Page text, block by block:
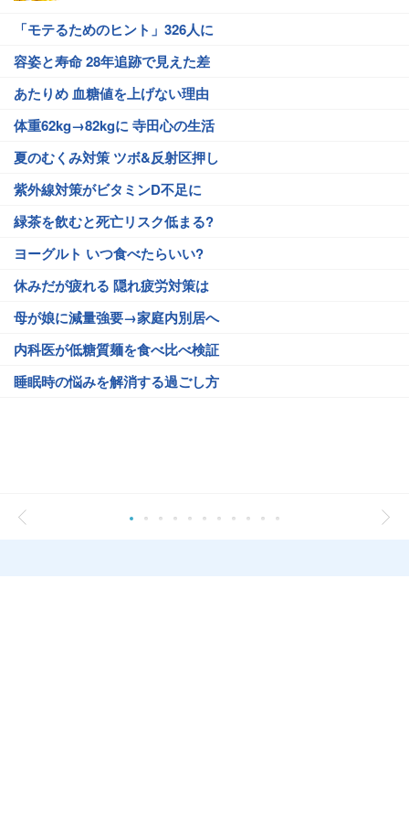
「モテるためのヒント」326人に
容姿と寿命 28年追跡で見えた差
あたりめ 血糖値を上げない理由
体重62kg→82kgに 寺田心の生活
夏のむくみ対策 ツボ&反射区押し
紫外線対策がビタミンD不足に
緑茶を飲むと死亡リスク低まる?
ヨーグルト いつ食べたらいい?
休みだが疲れる 隠れ疲労対策は
母が娘に減量強要→家庭内別居へ
内科医が低糖質麺を食べ比べ検証
睡眠時の悩みを解消する過ごし方